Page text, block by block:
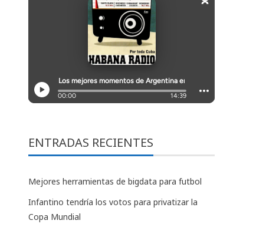
ENTRADAS RECIENTES
Mejores herramientas de bigdata para futbol
Infantino tendría los votos para privatizar la
Copa Mundial